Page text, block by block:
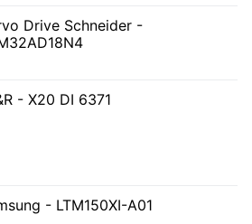
Drive Schneider -
- X20 DI 6371
- LTM150XI-A01